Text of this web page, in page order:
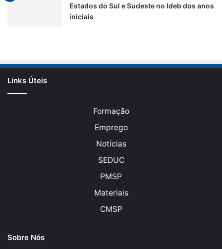
Estados do Sul e Sudeste no Ideb dos anos
iniciais
Links Úteis
Formação
Emprego
Notícias
SEDUC
PMSP
Materiais
CMSP
Sobre Nós